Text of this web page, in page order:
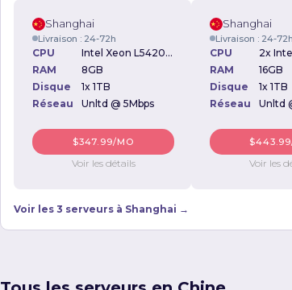
Shanghai
Livraison : 24-72h
CPU
Intel Xeon L5420 2.54GHz
RAM
8GB
Disque
1x 1TB
Réseau
Unltd @ 5Mbps
$347.99/MO
Voir les détails
Shanghai
Livraison : 24-72h
CPU
RAM
16GB
Disque
1x 1TB
Réseau
Unltd
Voir les
Voir les 3 serveurs à Shanghai →